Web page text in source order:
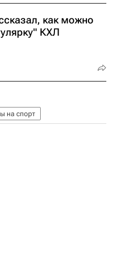
как можно
КХЛ
на спорт